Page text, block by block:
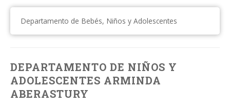
Departamento de Bebés, Niños y Adolescentes
DEPARTAMENTO DE NIÑOS Y
ADOLESCENTES ARMINDA
ABERASTURY